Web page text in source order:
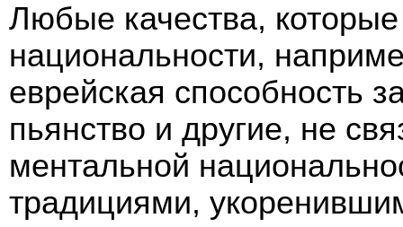
Любые качества,
национальности,
еврейская способность
пьянство и другие, не
ментальной
традициями,